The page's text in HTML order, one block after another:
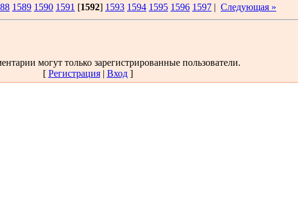
1589 1590 1591 [1592] 1593 1594 1595 1596 1597 | Следующая »
могут только зарегистрированные пользователи.
[ Регистрация| Вход]